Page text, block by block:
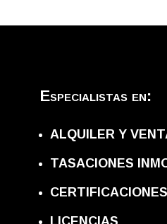
Especialistas en:
ALQUILER Y
TASACIONES
LICENCIAS